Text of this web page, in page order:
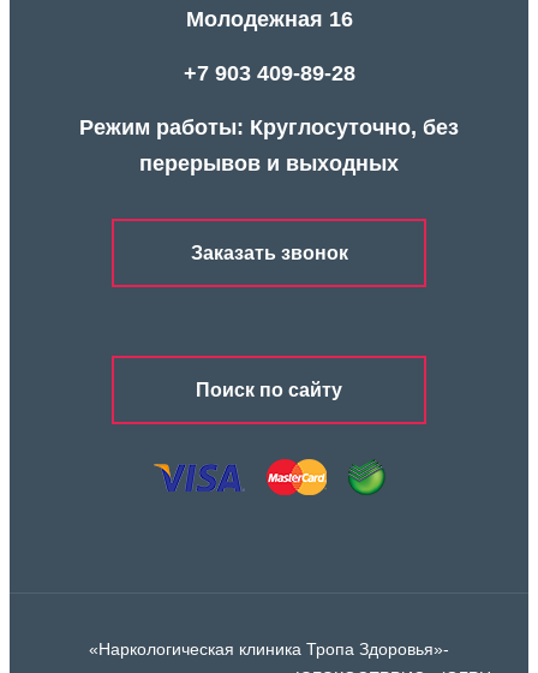
Молодежная 16
+7 903 409-89-28
Режим работы: Круглосуточно, без
перерывов и выходных
Заказать звонок
Поиск по сайту
«Наркологическая клиника Тропа Здоровья»-